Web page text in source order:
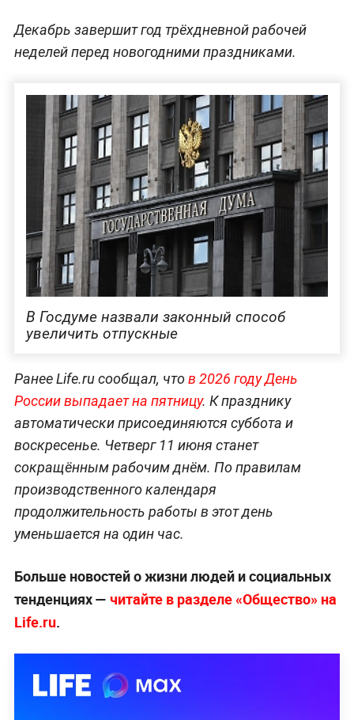
Декабрь завершит год трёхдневной рабочей
неделей перед новогодними праздниками.
В Госдуме назвали законный способ
увеличить отпускные
Ранее Life.ru сообщал, чтов 2026 году День
России выпадает на пятницу. К празднику
автоматически присоединяются суббота и
воскресенье. Четверг 11 июня станет
сокращённым рабочим днём. По правилам
производственного календаря
продолжительность работы в этот день
уменьшается на один час.
Больше новостей о жизни людей и социальных
тенденциях — читайте в разделе «Общество» на
Life.ru.